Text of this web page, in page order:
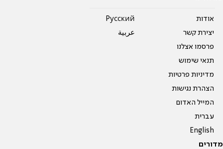
אודות
יצירת קשר
פרסמו אצלנו
תנאי שימוש
מדיניות פרטיות
הצהרת נגישות
המייל האדום
עברית
English
Pусский
عربية
מדורים